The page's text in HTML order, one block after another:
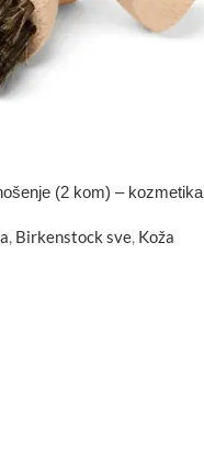
(2 kom) – kozmetika
, Birkenstock sve, Koža